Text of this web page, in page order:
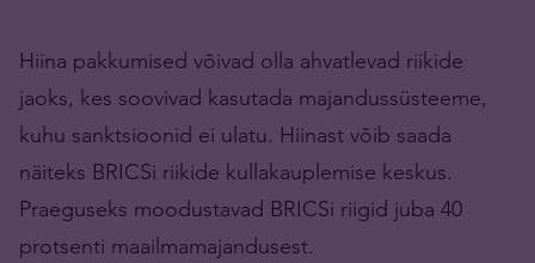
Hiina pakkumised võivad olla ahvatlevad riikide
jaoks, kes soovivad kasutada majandussüsteeme,
kuhu sanktsioonid ei ulatu. Hiinast võib saada
näiteks BRICSi riikide kullakauplemise keskus.
Praeguseks moodustavad BRICSi riigid juba 40
protsenti maailmamajandusest.